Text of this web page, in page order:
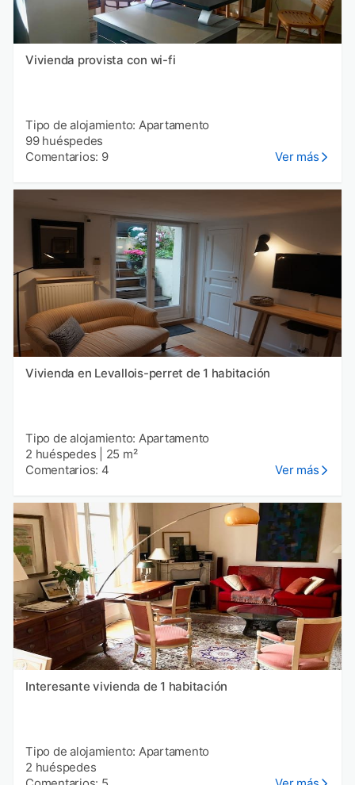
Vivienda provista con wi-fi
Tipo de alojamiento: Apartamento
99 huéspedes
Comentarios: 9
Ver más
Vivienda en Levallois-perret de 1 habitación
Tipo de alojamiento: Apartamento
2 huéspedes
25 m²
Comentarios: 4
Ver más
Interesante vivienda de 1 habitación
Tipo de alojamiento: Apartamento
2 huéspedes